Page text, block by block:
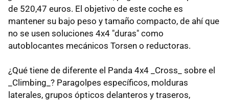
de 520,47 euros. El objetivo de este coche es
mantener su bajo peso y tamaño compacto, de ahí que
no se usen soluciones 4x4 "duras" como
autoblocantes mecánicos Torsen o reductoras.
¿Qué tiene de diferente el Panda 4x4 _Cross_ sobre el
_Climbing_? Paragolpes específicos, molduras
laterales, grupos ópticos delanteros y traseros,